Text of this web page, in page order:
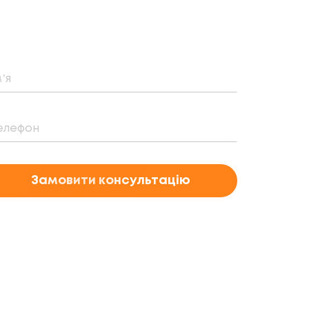
Замовити консультацію